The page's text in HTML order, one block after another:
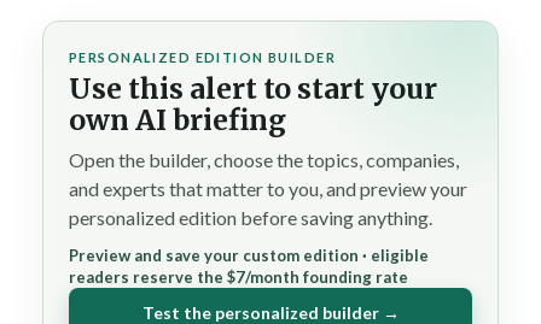
PERSONALIZED EDITION BUILDER
Use this alert to start your
own AI briefing
Open the builder, choose the topics, companies,
and experts that matter to you, and preview your
personalized edition before saving anything.
Preview and save your custom edition · eligible
readers reserve the $7/month founding rate
Test the personalized builder →